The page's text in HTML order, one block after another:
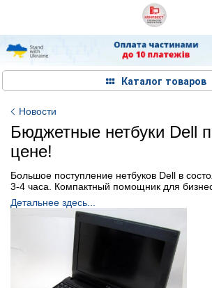
Каталог товаров
Новости
Бюджетные нетбуки Dell
цене!
Большое поступление нетбуков Dell в
3-4 часа. Компактный помощник для
Детальнее здесь...